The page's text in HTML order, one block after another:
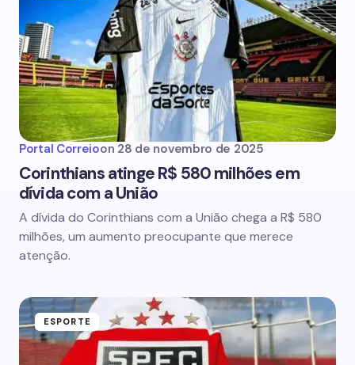
Portal Correioon 28 de novembro de 2025
Corinthians atinge R$ 580 milhões em
dívida com a União
A dívida do Corinthians com a União chega a R$ 580
milhões, um aumento preocupante que merece
atenção.
ESPORTE